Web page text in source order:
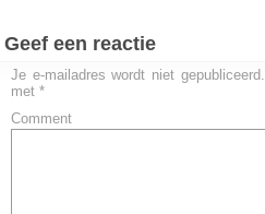
Geef een reactie
Je e-mailadres wordt niet gepubliceerd.
met *
Comment